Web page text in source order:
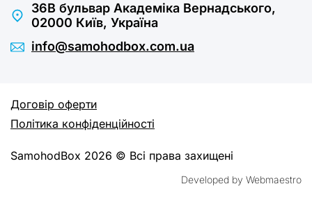
36В бульвар Академіка Вернадського,
02000 Київ, Україна
info@samohodbox.com.ua
Договір оферти
Політика конфіденційності
SamohodBox 2026 © Всі права захищені
Developed by Webmaestro